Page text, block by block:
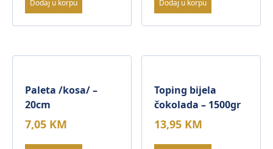
Dodaj u korpu Dodaj u korpu
Paleta /kosa/ –
20cm
7,05 KM
Toping bijela
čokolada – 1500gr
13,95 KM